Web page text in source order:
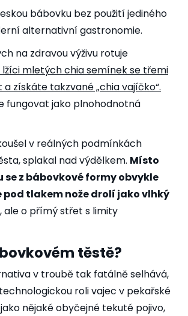
bábovku bez použití jediného
alternativní gastronomie.
na zdravou výživu rotuje
lžíci mletých chia semínek se třemi
získáte takzvané „chia vajíčko“.
fungovat jako plnohodnotná
v reálných podmínkách
splakal nad výdělkem. Místo
z bábovkové formy obvykle
tlakem nože drolí jako vlhký
ale o přímý střet s limity
těstě?
v troubě tak fatálně selhává,
roli vajec v pekařské
nějaké obyčejné tekuté pojivo,